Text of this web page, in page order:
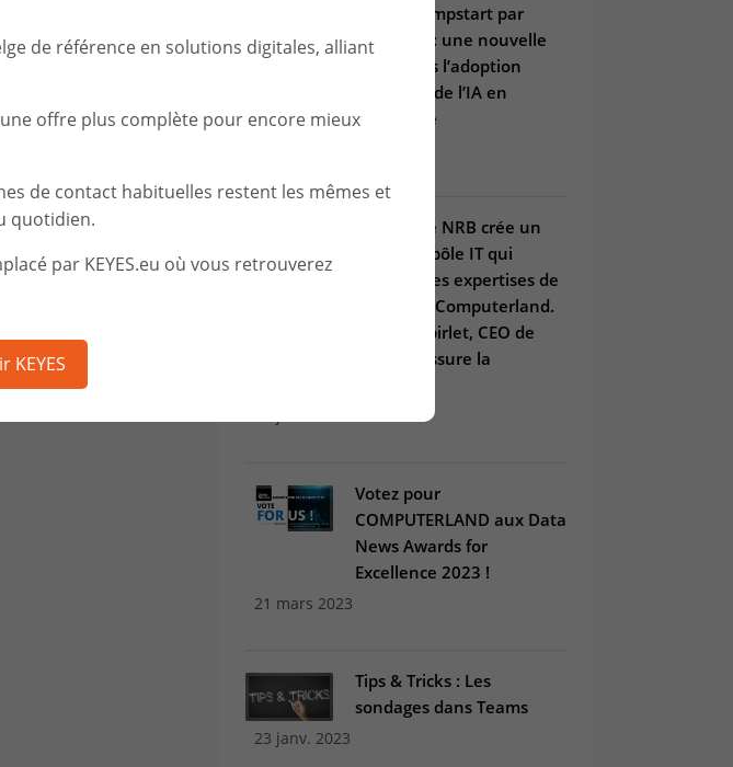
de référence en solutions digitales, alliant
offre plus complète pour encore mieux
de contact habituelles restent les mêmes et
quotidien.
par KEYES.eu où vous retrouverez
KEYES
Copilot Jumpstart par
Microsoft : une nouvelle
étape vers l’adoption
maîtrisée de l’IA en
entreprise
Le Groupe NRB crée un
nouveau pôle IT qui
combine les expertises de
Win et de Computerland.
Arnaud Spirlet, CEO de
Win, en assure la
Votez pour
COMPUTERLAND aux Data
News Awards for
Excellence 2023 !
21 mars 2023
Tips & Tricks : Les
sondages dans Teams
23 janv. 2023